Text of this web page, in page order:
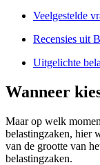
Veelgestelde
Recensies uit
Uitgelichte
Wanneer
Maar op welk
belastingzaken, hier
van de grootte van
belastingzaken.